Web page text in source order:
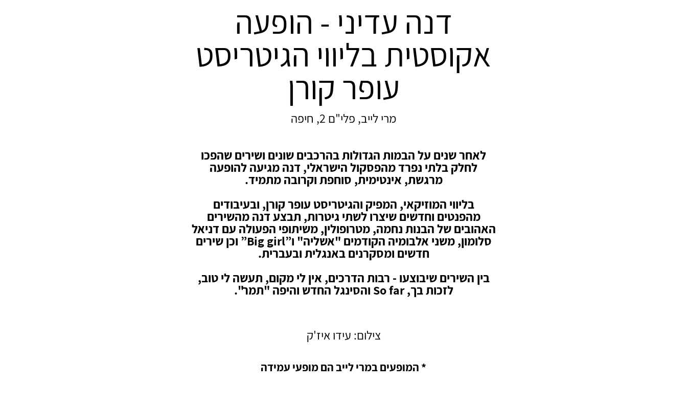
דנה עדיני - הופעה
אקוסטית בליווי הגיטריסט
עופר קורן
מרי לייב, פלי"ם 2, חיפה
לאחר שנים על הבמות הגדולות בהרכבים שונים ושירים שהפכו
לחלק בלתי נפרד מהפסקול הישראלי, דנה מגיעה להופעה
מרגשת, אינטימית, סוחפת וקרובה מתמיד.
בליווי המוזיקאי, המפיק והגיטריסט עופר קורן, ובעיבודים
מהפנטים וחדשים שיצרו לשתי גיטרות, תבצע דנה מהשירים
האהובים של הבנות נחמה, מטרופולין, משיתופי הפעולה עם דניאל
סלומון, משני אלבומיה הקודמים "אשליה" ו”Big girl” וכן שירים
חדשים ומסקרנים באנגלית ובעברית.
בין השירים שיבוצעו - רבות הדרכים, אין לי מקום, תעשה לי טוב,
לזכות בך, So far והסינגל החדש והיפה "תמר".
צילום: עידו איז'ק
* המופעים במרי לייב הם מופעי עמידה